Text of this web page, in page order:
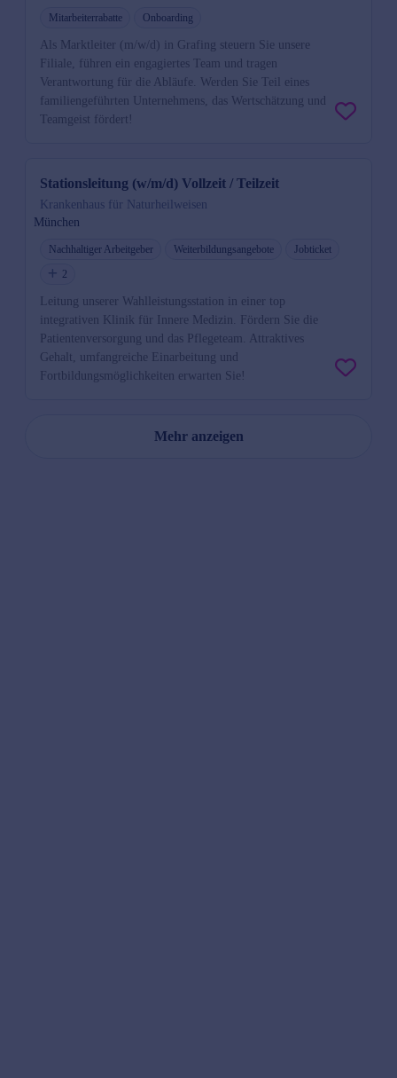
Mitarbeiterrabatte Onboarding
Als Marktleiter (m/w/d) in Grafing steuern Sie unsere
Filiale, führen ein engagiertes Team und tragen
Verantwortung für die Abläufe. Werden Sie Teil eines
familiengeführten Unternehmens, das Wertschätzung und
Teamgeist fördert!
Stationsleitung (w/m/d) Vollzeit / Teilzeit
Krankenhaus für Naturheilweisen
München
Nachhaltiger Arbeitgeber Weiterbildungsangebote
Jobticket
2
Leitung unserer Wahlleistungsstation in einer top
integrativen Klinik für Innere Medizin. Fördern Sie die
Patientenversorgung und das Pflegeteam. Attraktives
Gehalt, umfangreiche Einarbeitung und
Fortbildungsmöglichkeiten erwarten Sie!
Mehr anzeigen